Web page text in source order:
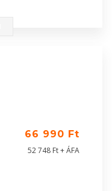
66 990 Ft
52 748 Ft + ÁFA